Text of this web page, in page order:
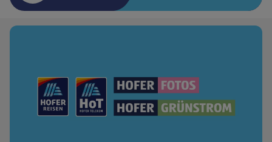
(öffnet in einem neuen Tab)